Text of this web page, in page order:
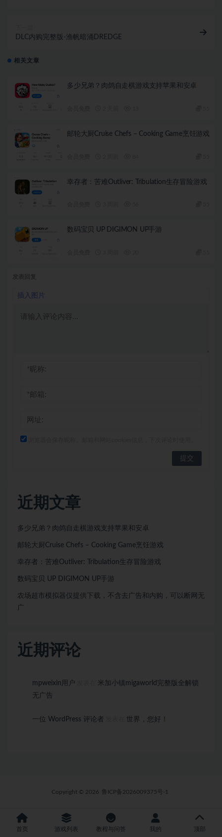
DLC内购完整版-渔帆暗涌DREDGE
相关文章
多少兄弟？肉鸽自走棋游戏支持苹果和安卓
邮轮大厨Cruise Chefs – Cooking Game烹饪游戏
幸存者：苦难Outliver: Tribulation生存冒险游戏
数码宝贝 UP DIGIMON UP手游
插入图片
近期文章
多少兄弟？肉鸽自走棋游戏支持苹果和安卓
邮轮大厨Cruise Chefs – Cooking Game烹饪游戏
幸存者：苦难Outliver: Tribulation生存冒险游戏
数码宝贝 UP DIGIMON UP手游
农场超市模拟器仅提供下载，不含去广告和内购，可以断网无
近期评论
mpweixin用户
米加小镇migaworld完整版全解锁
无广告
一位 WordPress 评论者 世界，您好！
Copyright © 2026 鲁ICP备2026009375号-1
首页 游戏列表 教程与问答 我的 顶部